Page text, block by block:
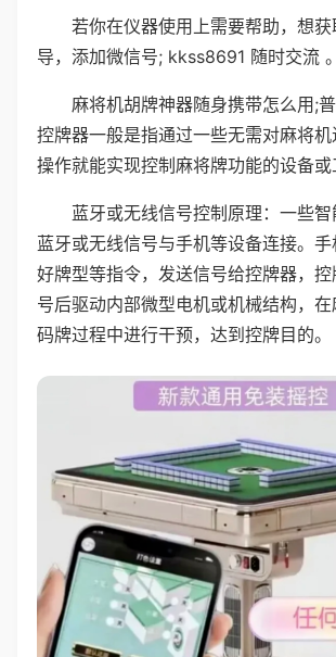
若你在仪器使用上需要帮助，想
导，添加微信号; kkss8691 随时交流 。
麻将机胡牌神器随身携带怎么用;
控牌器一般是指通过一些无需对麻将
操作就能实现控制麻将牌功能的设备或
蓝牙或无线信号控制原理：一些
蓝牙或无线信号与手机等设备连接。
好牌型等指令，发送信号给控牌器，
号后驱动内部微型电机或机械结构，在
码牌过程中进行干预，达到控牌目的。